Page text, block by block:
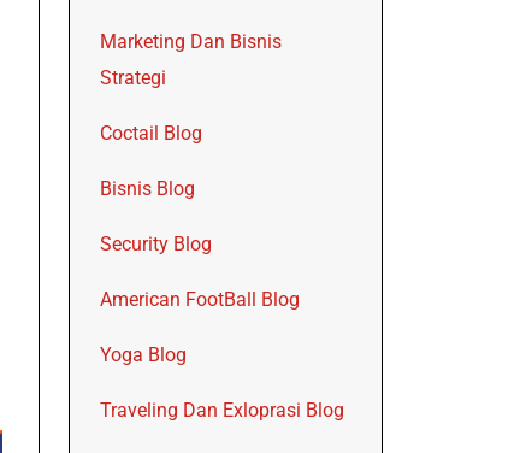
Marketing Dan Bisnis
Strategi
Coctail Blog
Bisnis Blog
Security Blog
American FootBall Blog
Yoga Blog
Traveling Dan Exloprasi Blog